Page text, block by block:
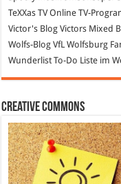
TeXXas TVOnline TV-
Victor's Blog Victors Mixed
Wolfs-Blog VfL Wolfsburg
Wunderlist To-Do Liste im
Creative Commons